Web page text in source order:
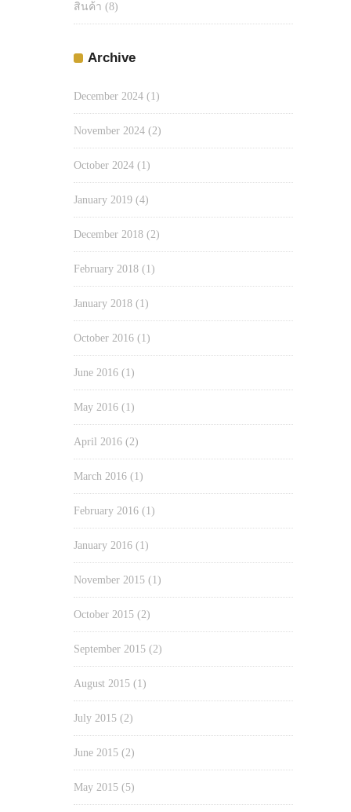
สินค้า (8)
Archive
December 2024 (1)
November 2024 (2)
October 2024 (1)
January 2019 (4)
December 2018 (2)
February 2018 (1)
January 2018 (1)
October 2016 (1)
June 2016 (1)
May 2016 (1)
April 2016 (2)
March 2016 (1)
February 2016 (1)
January 2016 (1)
November 2015 (1)
October 2015 (2)
September 2015 (2)
August 2015 (1)
July 2015 (2)
June 2015 (2)
May 2015 (5)